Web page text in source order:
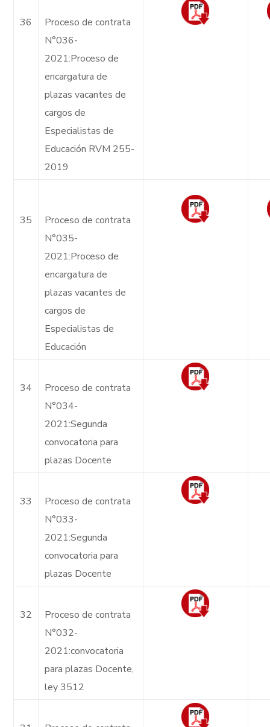
36
Proceso de contrata
N°036-
2021:Proceso de
encargatura de
plazas vacantes de
cargos de
Especialistas de
Educación RVM 255-
2019
35
Proceso de contrata
N°035-
2021:Proceso de
encargatura de
plazas vacantes de
cargos de
Especialistas de
Educación
34
Proceso de contrata
N°034-
2021:Segunda
convocatoria para
plazas Docente
33
Proceso de contrata
N°033-
2021:Segunda
convocatoria para
plazas Docente
32
Proceso de contrata
N°032-
2021:convocatoria
para plazas Docente,
ley 3512